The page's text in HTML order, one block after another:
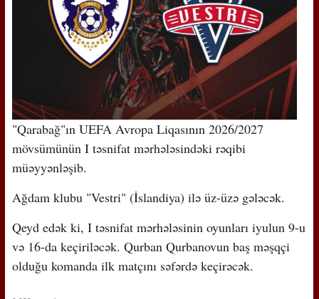
"Qarabağ"ın UEFA Avropa Liqasının 2026/2027
mövsümünün I təsnifat mərhələsindəki rəqibi
müəyyənləşib.
Ağdam klubu "Vestri" (İslandiya) ilə üz-üzə gələcək.
Qeyd edək ki, I təsnifat mərhələsinin oyunları iyulun 9-u
və 16-da keçiriləcək. Qurban Qurbanovun baş məşqçi
olduğu komanda ilk matçını səfərdə keçirəcək.